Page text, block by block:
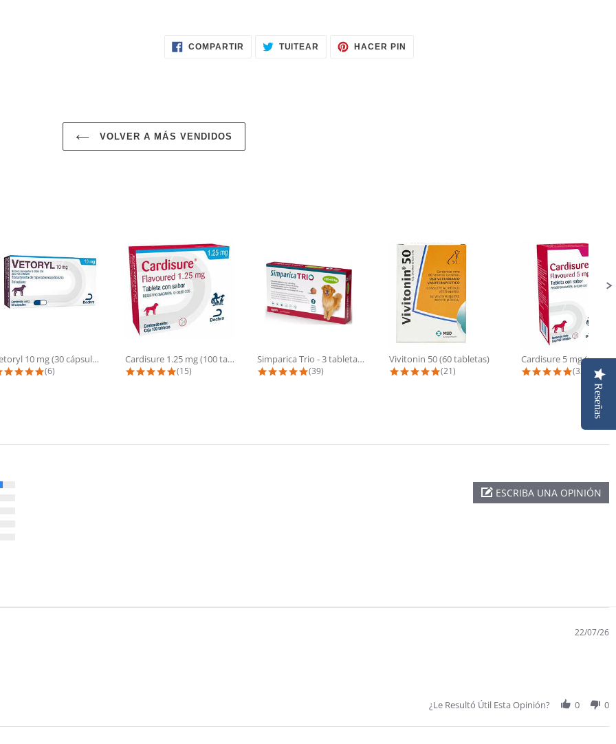
COMPARTIR COMPARTIRTUITEAR TUITEARHACER PIN
VOLVER A MÁS VENDIDOS
Vetoryl 10 mg (30 cápsulas)
5.0 star rating
(6)
Cardisure 1.25 mg (100 tabletas)
5.0 star rating
(15)
Simparica Trio - 3 tabletas (20 a...
4.9 star rating
(39)
Vivitonin 50 (60 tabletas)
5.0 star rating
(21) 5.0 star
(32)
ESCRIBA UNA OPINIÓN
22/07/26
¿Le Resultó Útil Esta Opinión? 0 0
Reseñas